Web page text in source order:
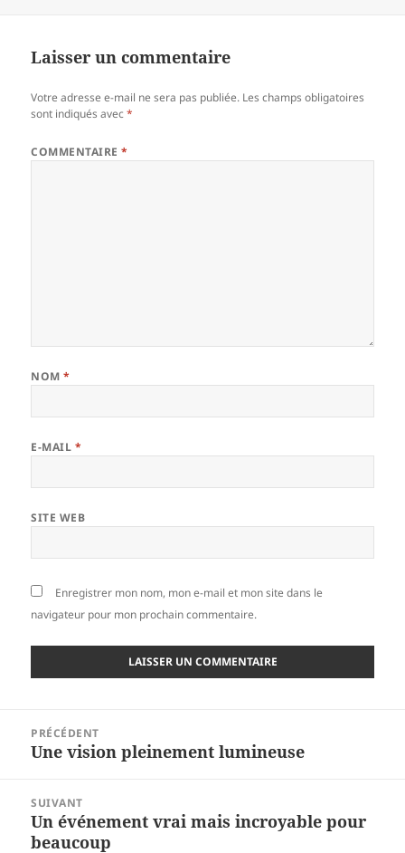
Laisser un commentaire
Votre adresse e-mail ne sera pas publiée. Les champs obligatoires
sont indiqués avec*
COMMENTAIRE*
NOM*
E-MAIL *
SITE WEB
Enregistrer mon nom, mon e-mail et mon site dans le
navigateur pour mon prochain commentaire.
l’article
PRÉCÉDENT
Article
Une vision pleinement lumineuse
SUIVANT
Article
suivant :
Un événement vrai mais incroyable pour
beaucoup